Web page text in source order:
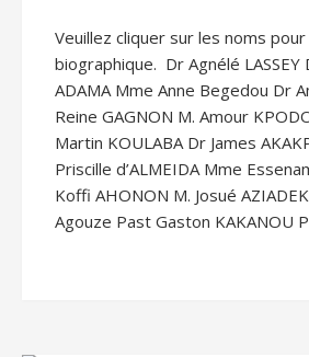
Veuillez cliquer sur les noms
biographique. Dr Agnélé LASSEY
ADAMA Mme Anne Begedou Dr
Reine GAGNON M. Amour
Martin KOULABA Dr James
Priscille d’ALMEIDA Mme
Koffi AHONON M. Josué
Agouze Past Gaston KAKANOU